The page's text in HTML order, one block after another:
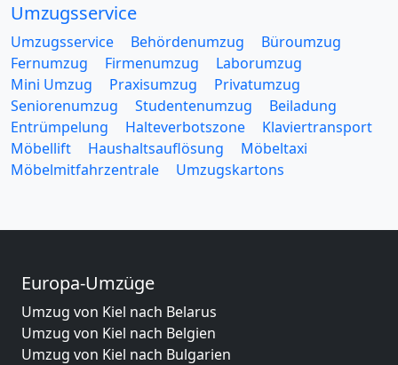
Umzugsservice
Umzugsservice Behördenumzug
Büroumzug
Fernumzug
Firmenumzug
Laborumzug
Mini Umzug
Praxisumzug
Privatumzug
Seniorenumzug
Studentenumzug
Beiladung
Entrümpelung
Halteverbotszone
Klaviertransport
Möbellift
Haushaltsauflösung
Möbeltaxi
Möbelmitfahrzentrale
Umzugskartons
Europa-Umzüge
Umzug von Kiel nach Belarus
Umzug von Kiel nach Belgien
Umzug von Kiel nach Bulgarien